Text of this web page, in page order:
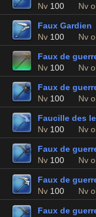
Nv 100 Nv
Faux Gardien
Nv 100 Nv
Faux de
Nv 100 Nv
Faux de
Nv 100 Nv
Faucille des
Nv 100 Nv
Faux de
Nv 100 Nv
Faux de
Nv 100 Nv
Faux de